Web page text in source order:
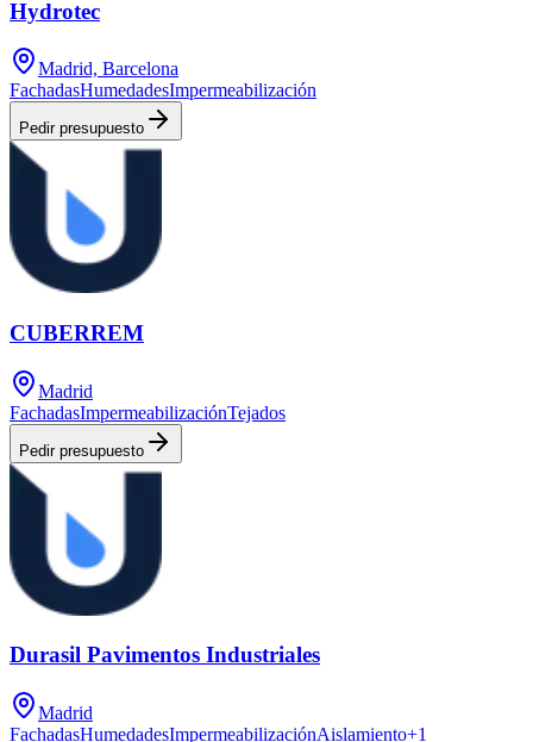
Hydrotec
Madrid, Barcelona
FachadasHumedadesImpermeabilización
Pedir presupuesto
CUBERREM
Madrid
FachadasImpermeabilizaciónTejados
Pedir presupuesto
Durasil Pavimentos Industriales
Madrid
FachadasHumedadesImpermeabilizaciónAislamiento+1